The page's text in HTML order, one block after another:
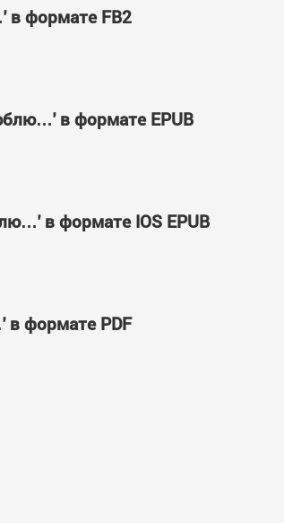
в формате FB2
в формате EPUB
в формате IOS EPUB
в формате PDF